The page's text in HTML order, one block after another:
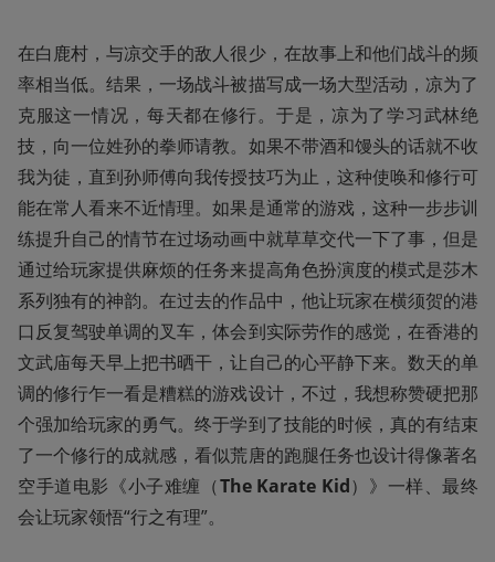
在白鹿村，与凉交手的敌人很少，在故事上和他们战斗的频
率相当低。结果，一场战斗被描写成一场大型活动，凉为了
克服这一情况，每天都在修行。于是，凉为了学习武林绝
技，向一位姓孙的拳师请教。如果不带酒和馒头的话就不收
我为徒，直到孙师傅向我传授技巧为止，这种使唤和修行可
能在常人看来不近情理。如果是通常的游戏，这种一步步训
练提升自己的情节在过场动画中就草草交代一下了事，但是
通过给玩家提供麻烦的任务来提高角色扮演度的模式是莎木
系列独有的神韵。在过去的作品中，他让玩家在横须贺的港
口反复驾驶单调的叉车，体会到实际劳作的感觉，在香港的
文武庙每天早上把书晒干，让自己的心平静下来。数天的单
调的修行乍一看是糟糕的游戏设计，不过，我想称赞硬把那
个强加给玩家的勇气。终于学到了技能的时候，真的有结束
了一个修行的成就感，看似荒唐的跑腿任务也设计得像著名
空手道电影《小子难缠（The Karate Kid）》一样、最终
会让玩家领悟“行之有理”。